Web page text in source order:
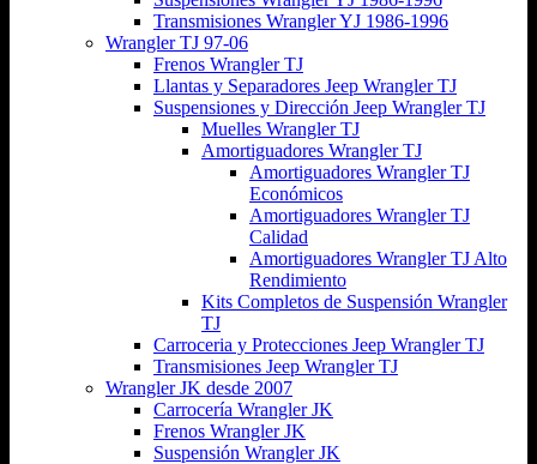
Transmisiones Wrangler YJ 1986-1996
Wrangler TJ 97-06
Frenos Wrangler TJ
Llantas y Separadores Jeep Wrangler TJ
Suspensiones y Dirección Jeep Wrangler TJ
Muelles Wrangler TJ
Amortiguadores Wrangler TJ
Amortiguadores Wrangler TJ
Económicos
Amortiguadores Wrangler TJ
Calidad
Amortiguadores Wrangler TJ Alto
Rendimiento
Kits Completos de Suspensión Wrangler
TJ
Carroceria y Protecciones Jeep Wrangler TJ
Transmisiones Jeep Wrangler TJ
Wrangler JK desde 2007
Carrocería Wrangler JK
Frenos Wrangler JK
Suspensión Wrangler JK